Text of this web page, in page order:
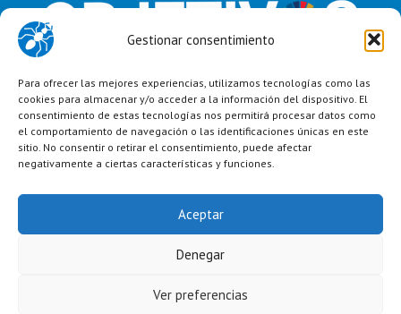
Gestionar consentimiento
Para ofrecer las mejores experiencias, utilizamos tecnologías como las
cookies para almacenar y/o acceder a la información del dispositivo. El
consentimiento de estas tecnologías nos permitirá procesar datos como
el comportamiento de navegación o las identificaciones únicas en este
sitio. No consentir o retirar el consentimiento, puede afectar
negativamente a ciertas características y funciones.
Aceptar
Denegar
Ver preferencias
Copyright 2023 Grupo Avance |Aviso Legal
Alquiler